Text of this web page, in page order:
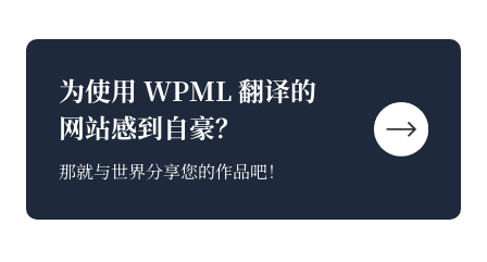
为使用 WPML 翻译的
网站感到自豪？
那就与世界分享您的作品吧！